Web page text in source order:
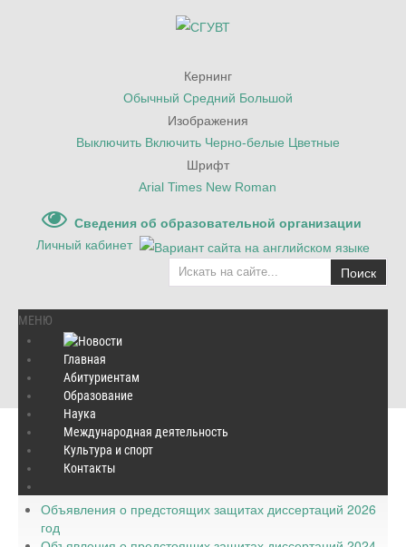
Кернинг
Обычный Средний Большой
Изображения
Выключить Включить Черно-белые Цветные
Шрифт
Arial Times New Roman
Сведения об образовательной организации
Личный кабинет
Поиск
МЕНЮ
Главная
Абитуриентам
Образование
Наука
Международная деятельность
Культура и спорт
Контакты
Главная / Наука
Защита диссертаций
Объявления о предстоящих защитах диссертаций 2026
год